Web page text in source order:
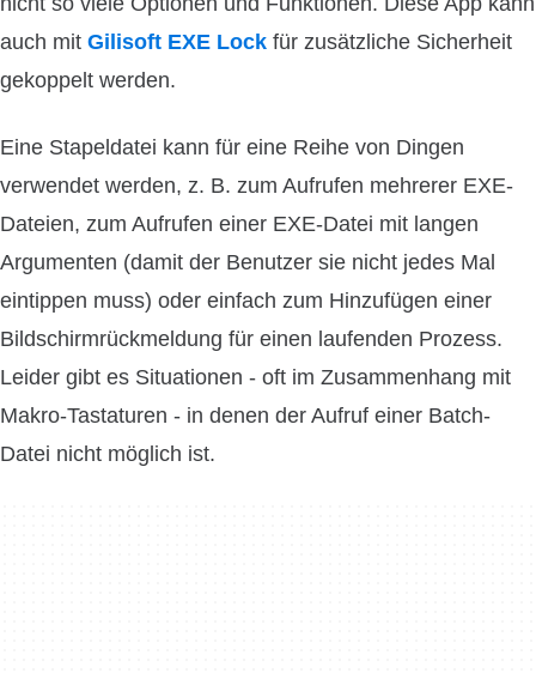
auch mit Gilisoft EXE Lock für zusätzliche Sicherheit
gekoppelt werden.
Eine Stapeldatei kann für eine Reihe von Dingen
verwendet werden, z. B. zum Aufrufen mehrerer EXE-
Dateien, zum Aufrufen einer EXE-Datei mit langen
Argumenten (damit der Benutzer sie nicht jedes Mal
eintippen muss) oder einfach zum Hinzufügen einer
Bildschirmrückmeldung für einen laufenden Prozess.
Leider gibt es Situationen - oft im Zusammenhang mit
Makro-Tastaturen - in denen der Aufruf einer Batch-
Datei nicht möglich ist.